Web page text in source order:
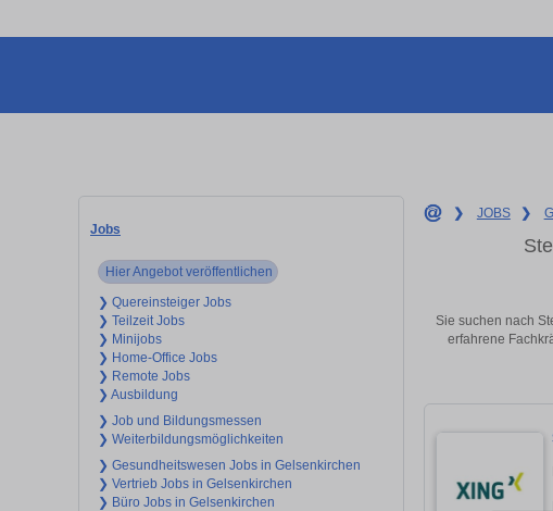
Jobs
Hier Angebot veröffentlichen
❯ Quereinsteiger Jobs
❯ Teilzeit Jobs
❯ Minijobs
❯ Home-Office Jobs
❯ Remote Jobs
❯ Ausbildung
❯ Job und Bildungsmessen
❯ Weiterbildungsmöglichkeiten
❯ Gesundheitswesen Jobs in Gelsenkirchen
❯ Vertrieb Jobs in Gelsenkirchen
❯ Büro Jobs in Gelsenkirchen
❯ JOBS ❯
Sie suchen nach
erfahrene